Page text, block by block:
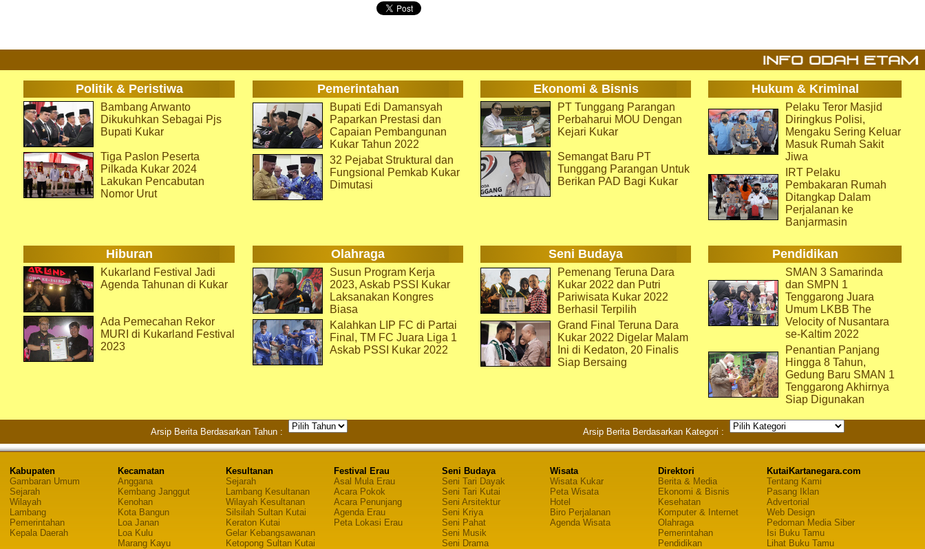
Politik & Peristiwa Pemerintahan Ekonomi & Bisnis Hukum & Kriminal
Bambang Arwanto
Dikukuhkan Sebagai Pjs
Bupati Kukar
Tiga Paslon Peserta
Pilkada Kukar 2024
Lakukan Pencabutan
Nomor Urut
Bupati Edi Damansyah
Paparkan Prestasi dan
Capaian Pembangunan
Kukar Tahun 2022
32 Pejabat Struktural dan
Fungsional Pemkab Kukar
Dimutasi
PT Tunggang Parangan
Perbaharui MOU Dengan
Kejari Kukar
Semangat Baru PT
Tunggang Parangan Untuk
Berikan PAD Bagi Kukar
Pelaku Teror Masjid
Diringkus Polisi,
Mengaku Sering Keluar
Masuk Rumah Sakit
Jiwa
IRT Pelaku
Pembakaran Rumah
Ditangkap Dalam
Perjalanan ke
Banjarmasin
Hiburan Olahraga Seni Budaya Pendidikan
Kukarland Festival Jadi
Agenda Tahunan di Kukar
Ada Pemecahan Rekor
MURI di Kukarland Festival
2023
Susun Program Kerja
2023, Askab PSSI Kukar
Laksanakan Kongres
Biasa
Kalahkan LIP FC di Partai
Final, TM FC Juara Liga 1
Askab PSSI Kukar 2022
Pemenang Teruna Dara
Kukar 2022 dan Putri
Pariwisata Kukar 2022
Berhasil Terpilih
Grand Final Teruna Dara
Kukar 2022 Digelar Malam
Ini di Kedaton, 20 Finalis
Siap Bersaing
SMAN 3 Samarinda
dan SMPN 1
Tenggarong Juara
Umum LKBB The
Velocity of Nusantara
se-Kaltim 2022
Penantian Panjang
Hingga 8 Tahun,
Gedung Baru SMAN 1
Tenggarong Akhirnya
Siap Digunakan
Arsip Berita Berdasarkan Tahun : Arsip Berita Berdasarkan Kategori :
Kabupaten
Gambaran Umum
Sejarah
Wilayah
Lambang
Pemerintahan
Kepala Daerah
Kecamatan
Anggana
Kembang Janggut
Kenohan
Kota Bangun
Loa Janan
Loa Kulu
Marang Kayu
Kesultanan
Sejarah
Lambang Kesultanan
Wilayah Kesultanan
Silsilah Sultan Kutai
Keraton Kutai
Gelar Kebangsawanan
Ketopong Sultan Kutai
Festival Erau
Asal Mula Erau
Acara Pokok
Acara Penunjang
Agenda Erau
Peta Lokasi Erau
Seni Budaya
Seni Tari Dayak
Seni Tari Kutai
Seni Arsitektur
Seni Kriya
Seni Pahat
Seni Musik
Seni Drama
Wisata
Wisata Kukar
Peta Wisata
Hotel
Biro Perjalanan
Agenda Wisata
Direktori
Berita & Media
Ekonomi & Bisnis
Kesehatan
Komputer & Internet
Olahraga
Pemerintahan
Pendidikan
KutaiKartanegara.com
Tentang Kami
Pasang Iklan
Advertorial
Web Design
Pedoman Media Siber
Isi Buku Tamu
Lihat Buku Tamu